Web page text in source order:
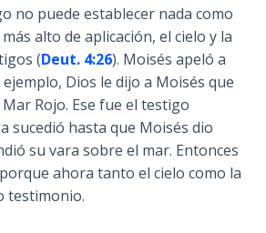
no puede establecer nada como
alto de aplicación, el cielo y la
(Deut. 4:26). Moisés apeló a
Dios le dijo a Moisés que
Rojo. Ese fue el testigo
sucedió hasta que Moisés dio
su vara sobre el mar. Entonces
ahora tanto el cielo como la
testimonio.